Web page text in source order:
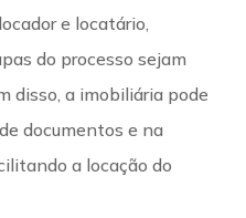
e locatário,
do processo sejam
disso, a imobiliária pode
documentos e na
a locação do